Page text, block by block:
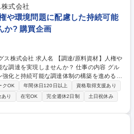
のためには、国内外の社内調達メンバー、社
ミュニケーションも必要になります。 募集
阪/西門真】調達活動指標の管理及び資料
式会社
や環境問題に配慮した持続可能
か? 購買企画
達/原料資材】人権や
実現しませんか？ 仕事の内容 グル
化と持続可能な調達体制の構築を進める当
ープ全体の調達ガバナンスへの取り組みと国
細】 ■原料・資材の調達
テナビリティーを意識し、品質・コスト・
内展開 ■サプライチェーン領域におけるCSV
材】人権や環
クOK 年間休日120日以上
資格取得支援あり
あり 在宅OK 完全週休2日制
土日祝休み